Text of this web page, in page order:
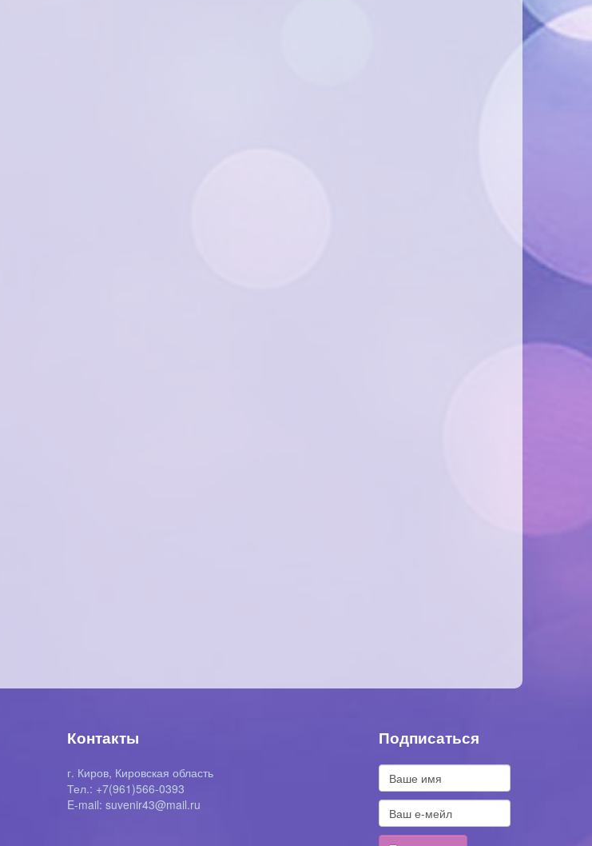
Контакты
г. Киров, Кировская область
Тел.: +7(961)566-0393
E-mail: suvenir43@mail.ru
Подписаться